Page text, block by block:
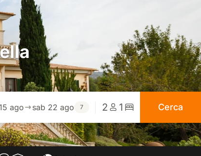
ago sab 22 ago 7 2 1 Cerca